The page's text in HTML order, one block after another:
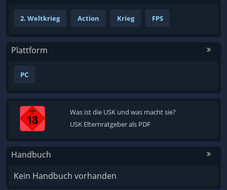
2. Weltkrieg Action Krieg FPS
Plattform
PC
Was ist die USK und was macht sie?
USK Elternratgeber als PDF
Handbuch
Kein Handbuch vorhanden